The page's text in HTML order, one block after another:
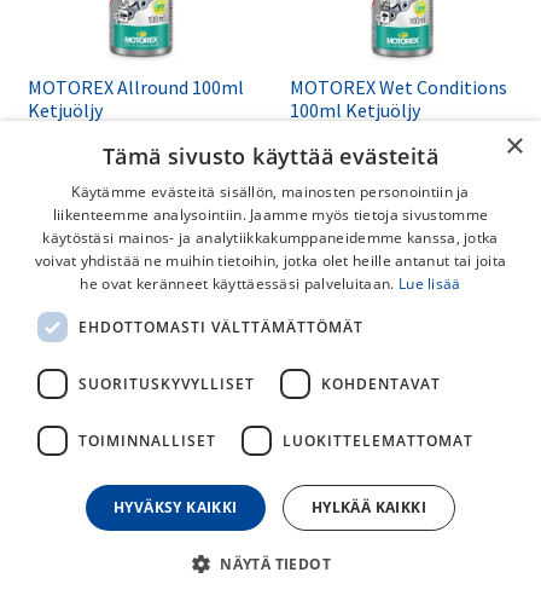
MOTOREX Allround 100ml
Ketjuöljy
12,00€
MOTOREX Wet Conditions
100ml Ketjuöljy
MOTOREX Dry Conditions
-32%
Maastokengät
Shimano S-Phyre XC902
parasta antia. Nämä kilpatason
×
Tämä sivusto käyttää evästeitä
Käytämme evästeitä sisällön, mainosten personointiin ja
liikenteemme analysointiin. Jaamme myös tietoja sivustomme
käytöstäsi mainos- ja analytiikkakumppaneidemme kanssa, jotka
voivat yhdistää ne muihin tietoihin, jotka olet heille antanut tai joita
he ovat keränneet käyttäessäsi palveluitaan. Lue lisää
EHDOTTOMASTI VÄLTTÄMÄTTÖMÄT
SUORITUSKYVYLLISET KOHDENTAVAT
TOIMINNALLISET LUOKITTELEMATTOMAT
HYVÄKSY KAIKKI HYLKÄÄ KAIKKI
NÄYTÄ TIEDOT